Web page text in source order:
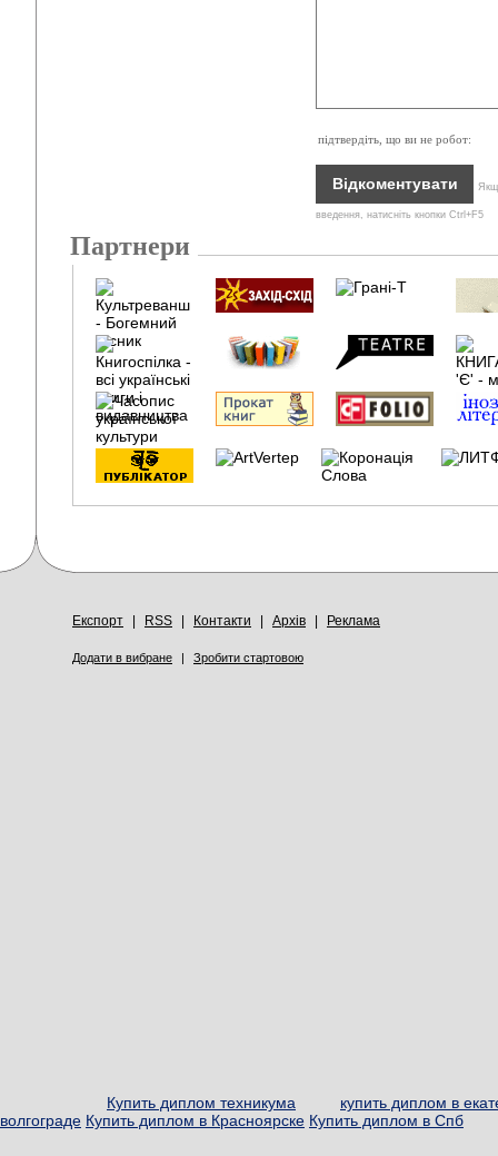
підтвердіть, що ви не робот:
введення, натисніть кнопки Ctrl+F5
Партнери
Експорт RSS Контакти Архів Реклама
Додати в вибране | Зробити стартовою
Купить диплом техникума
купить диплом в
волгограде Купить диплом в Красноярске Купить диплом в Спб